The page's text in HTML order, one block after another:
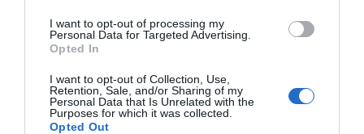
I want to opt-out of processing my
Personal Data for Targeted Advertising.
Opted In
I want to opt-out of Collection, Use,
Retention, Sale, and/or Sharing of my
Personal Data that Is Unrelated with the
Purposes for which it was collected.
Opted Out